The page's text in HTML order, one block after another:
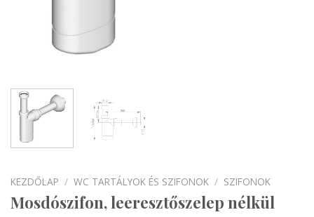
KEZDŐLAP / WC TARTÁLYOK ÉS SZIFONOK / SZIFONOK
Mosdószifon, leeresztőszelep nélkül